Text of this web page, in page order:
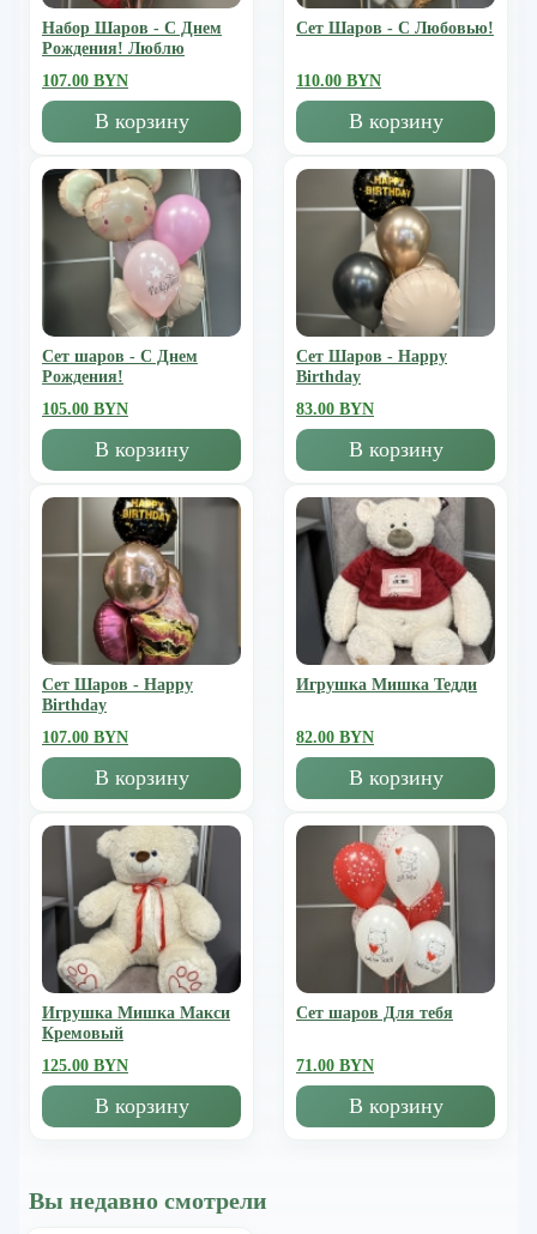
Набор Шаров - С Днем
Рождения! Люблю
107.00 BYN
В корзину
Сет Шаров - С Любовью!
110.00 BYN
В корзину
Сет шаров - С Днем
Рождения!
105.00 BYN
В корзину
Сет Шаров - Happy
Birthday
83.00 BYN
В корзину
Сет Шаров - Happy
Birthday
107.00 BYN
В корзину
Игрушка Мишка Тедди
82.00 BYN
В корзину
Игрушка Мишка Mакси
Кремовый
125.00 BYN
В корзину
Сет шаров Для тебя
71.00 BYN
В корзину
Вы недавно смотрели